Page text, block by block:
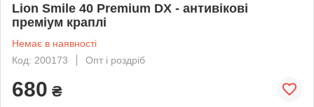
Lion Smile 40 Premium DX - антивікові
преміум краплі
Немає в наявності
Код: 200173
Опт і роздріб
680 ₴